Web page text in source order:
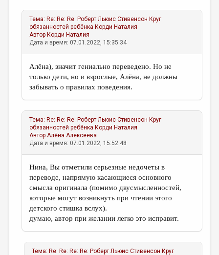
Тема: Re: Re: Re: Роберт Льюис Стивенсон Круг
обязанностей ребёнка Корди Наталия
Автор Корди Наталия
Дата и время: 07.01.2022, 15:35:34
Алёна), значит гениально переведено. Но не
только дети, но и взрослые, Алёна, не должны
забывать о правилах поведения.
Тема: Re: Re: Re: Роберт Льюис Стивенсон Круг
обязанностей ребёнка Корди Наталия
АвторАлёна Алексеева
Дата и время: 07.01.2022, 15:52:48
Нина, Вы отметили серьезные недочеты в
переводе, напрямую касающиеся основного
смысла оригинала (помимо двусмысленностей,
которые могут возникнуть при чтении этого
детского стишка вслух).
думаю, автор при желании легко это исправит.
Тема: Re: Re: Re: Re: Роберт Льюис Стивенсон Круг